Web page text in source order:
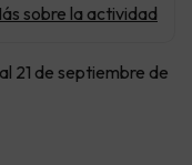
sobre la actividad
21 de septiembre de